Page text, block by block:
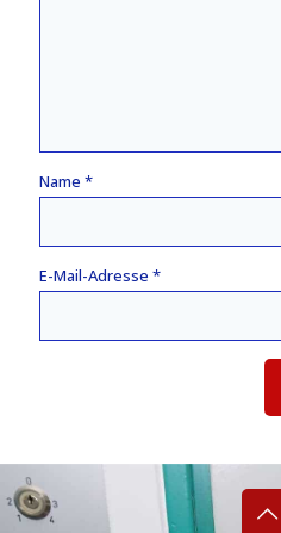
Name *
E-Mail-Adresse *